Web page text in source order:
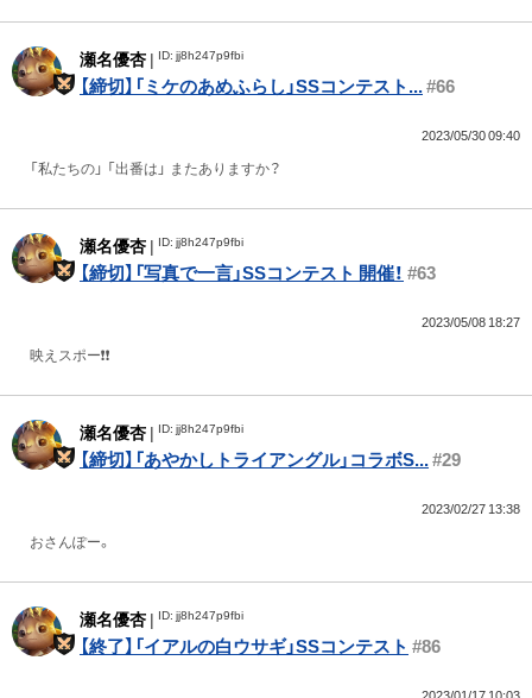
瀬名優杏 | ID: jj8h247p9fbi
【締切】「ミケのあめふらし」SSコンテスト...#66
2023/05/30 09:40
「私たちの」 「出番は」 またありますか？
瀬名優杏 | ID: jj8h247p9fbi
【締切】「写真で一言」SSコンテスト 開催！ #63
2023/05/08 18:27
映えスポー❗️❗️
瀬名優杏 | ID: jj8h247p9fbi
【締切】「あやかしトライアングル」コラボS...#29
2023/02/27 13:38
おさんぽー。
瀬名優杏 | ID: jj8h247p9fbi
【終了】「イアルの白ウサギ」SSコンテスト #86